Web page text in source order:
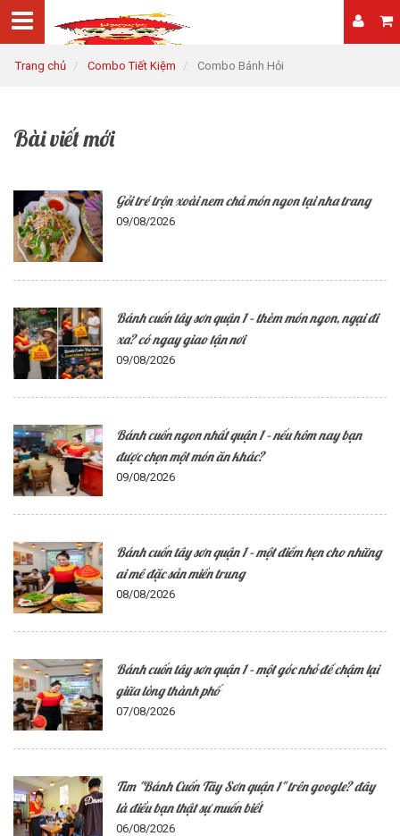
Trang chủ Combo Tiết Kiệm Combo Bánh Hỏi
Bài viết mới
Gỏi tré trộn xoài nem chả món ngon tại nha trang
09/08/2026
Bánh cuốn tây sơn quận 1 – thèm món ngon, ngại đi
xa? có ngay giao tận nơi
09/08/2026
Bánh cuốn ngon nhất quận 1 – nếu hôm nay bạn
được chọn một món ăn khác?
09/08/2026
Bánh cuốn tây sơn quận 1 – một điểm hẹn cho những
ai mê đặc sản miền trung
08/08/2026
Bánh cuốn tây sơn quận 1 – một góc nhỏ để chậm lại
giữa lòng thành phố
07/08/2026
Tìm "Bánh Cuốn Tây Sơn quận 1" trên google? đây
là điều bạn thật sự muốn biết
06/08/2026